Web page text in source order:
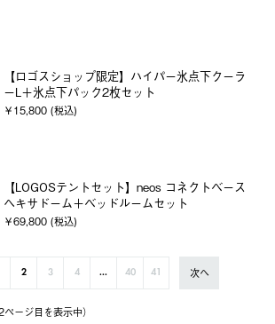
【ロゴスショップ限定】ハイパー氷点下クーラ
ーL＋氷点下パック2枚セット
￥15,800 (税込)
【LOGOSテントセット】neos コネクトベース
ヘキサドーム＋ベッドルームセット
￥69,800 (税込)
ージ⽬を表⽰中）
2 3 4 ... 40 41 次へ